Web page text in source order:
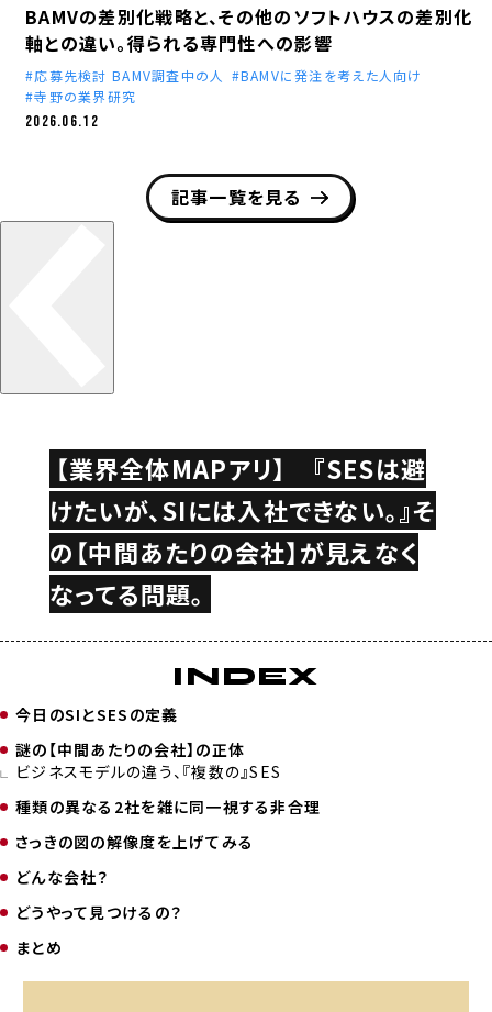
BAMVの差別化戦略と、その他のソフトハウスの差別化
軸との違い。得られる専門性への影響
応募先検討 BAMV調査中の人
BAMVに発注を考えた人向け
寺野の業界研究
2026.06.12
記事一覧を見る
【業界全体MAPアリ】 『SESは避
けたいが、SIには入社できない。』そ
の【中間あたりの会社】が見えなく
なってる問題。
INDEX
今日のSIとSESの定義
謎の【中間あたりの会社】の正体
ビジネスモデルの違う、『複数の』SES
種類の異なる2社を雑に同一視する非合理
さっきの図の解像度を上げてみる
どんな会社？
どうやって見つけるの？
まとめ